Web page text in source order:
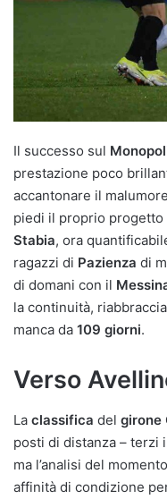
Il successo sul
prestazione poco
accantonare il
piedi il proprio progetto
Stabia, ora
ragazzi di Pazienza di
di domani con il
la continuità,
manca da 109 giorni.
Verso
La classifica del girone
posti di distanza – terzi
ma l’analisi del
affinità di condizione